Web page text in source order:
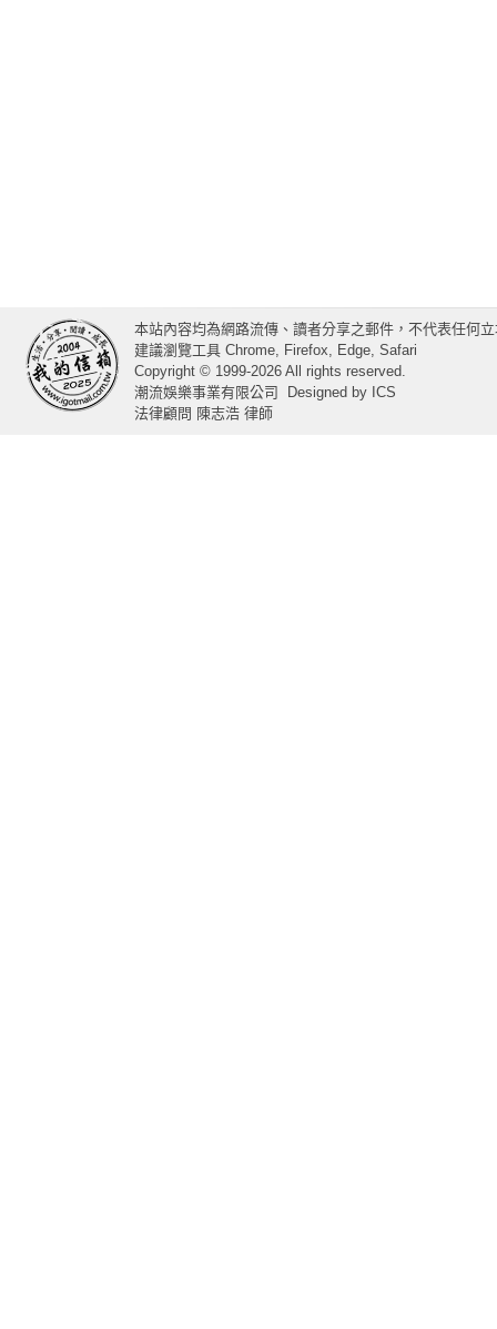
本站內容均為網路流傳、讀者分享之郵件，不代表任何
建議瀏覽工具 Chrome, Firefox, Edge, Safari
Copyright © 1999-2026 All rights reserved.
潮流娛樂事業有限公司
Designed by ICS
法律顧問 陳志浩 律師